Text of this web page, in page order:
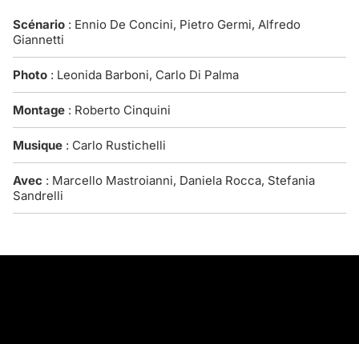
Scénario : Ennio De Concini, Pietro Germi, Alfredo
Giannetti
Photo : Leonida Barboni, Carlo Di Palma
Montage : Roberto Cinquini
Musique : Carlo Rustichelli
Avec : Marcello Mastroianni, Daniela Rocca, Stefania
Sandrelli